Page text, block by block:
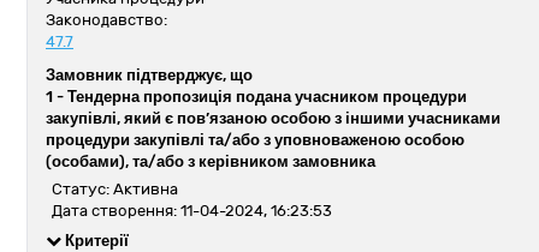
Законодавство:
47.7
Замовник підтверджує, що
1 - Тендерна пропозиція подана учасником процедури
закупівлі, який є пов’язаною особою з іншими учасниками
процедури закупівлі та/або з уповноваженою особою
(особами), та/або з керівником замовника
Статус: Активна
Дата створення: 11-04-2024, 16:23:53
Критерії